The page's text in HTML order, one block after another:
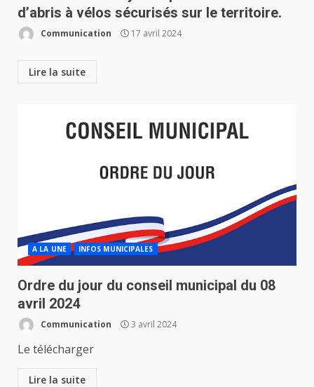
d’abris à vélos sécurisés sur le territoire.
Communication 17 avril 2024
Lire la suite
A LA UNE INFOS MUNICIPALES
Ordre du jour du conseil municipal du 08
avril 2024
Communication 3 avril 2024
Le télécharger
Lire la suite